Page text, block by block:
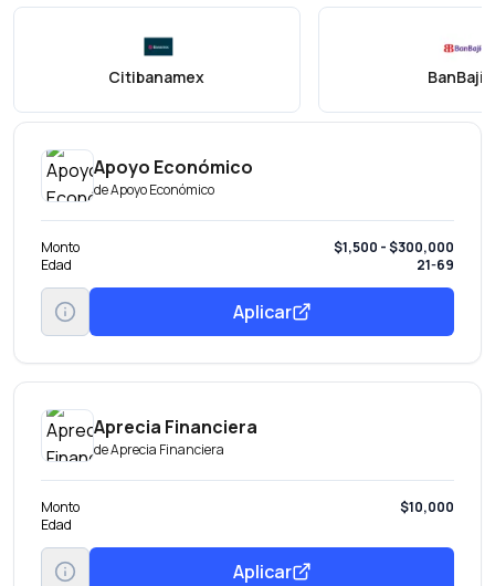
Citibanamex BanBajío
Apoyo Económico
deApoyo Económico
Monto
$1,500 - $300,000
Edad
21-69
Aplicar
Aprecia Financiera
deAprecia Financiera
Monto
$10,000
Edad
Aplicar